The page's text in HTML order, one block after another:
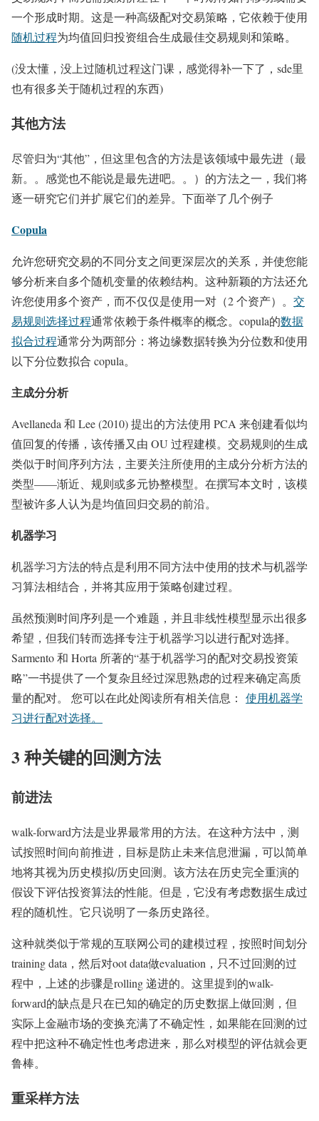
一个形成时期。这是一种高级配对交易策略，它依赖于使用
随机过程为均值回归投资组合生成最佳交易规则和策略。
(没太懂，没上过随机过程这门课，感觉得补一下了，sde里
也有很多关于随机过程的东西)
其他方法
尽管归为“其他”，但这里包含的方法是该领域中最先进（最
新。。感觉也不能说是最先进吧。。）的方法之一，我们将
逐一研究它们并扩展它们的差异。下面举了几个例子
Copula
允许您研究交易的不同分支之间更深层次的关系，并使您能
够分析来自多个随机变量的依赖结构。这种新颖的方法还允
许您使用多个资产，而不仅仅是使用一对（2 个资产）。 交
易规则选择过程通常依赖于条件概率的概念。copula的数据
拟合过程通常分为两部分：将边缘数据转换为分位数和使用
以下分位数拟合 copula。
主成分分析
Avellaneda 和 Lee (2010) 提出的方法使用 PCA 来创建看似均
值回复的传播，该传播又由 OU 过程建模。交易规则的生成
类似于时间序列方法，主要关注所使用的主成分分析方法的
类型——渐近、规则或多元协整模型。在撰写本文时，该模
型被许多人认为是均值回归交易的前沿。
机器学习
机器学习方法的特点是利用不同方法中使用的技术与机器学
习算法相结合，并将其应用于策略创建过程。
虽然预测时间序列是一个难题，并且非线性模型显示出很多
希望，但我们转而选择专注于机器学习以进行配对选择。
Sarmento 和 Horta 所著的“基于机器学习的配对交易投资策
略”一书提供了一个复杂且经过深思熟虑的过程来确定高质
量的配对。 您可以在此处阅读所有相关信息： 使用机器学
习进行配对选择。
3 种关键的回测方法
前进法
walk-forward方法是业界最常用的方法。在这种方法中，测
试按照时间向前推进，目标是防止未来信息泄漏，可以简单
地将其视为历史模拟/历史回测。该方法在历史完全重演的
假设下评估投资算法的性能。但是，它没有考虑数据生成过
程的随机性。它只说明了一条历史路径。
这种就类似于常规的互联网公司的建模过程，按照时间划分
training data，然后对oot data做evaluation，只不过回测的过
程中，上述的步骤是rolling 递进的。这里提到的walk-
forward的缺点是只在已知的确定的历史数据上做回测，但
实际上金融市场的变换充满了不确定性，如果能在回测的过
程中把这种不确定性也考虑进来，那么对模型的评估就会更
鲁棒。
重采样方法